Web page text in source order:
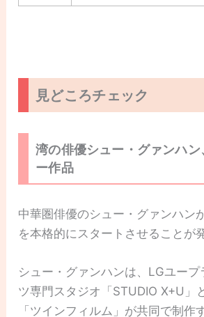
見どころチェック
湾の俳優シュー・グァンハン
ー作品
中華圏俳優のシュー・グァンハン
を本格的にスタートさせることが
シュー・グァンハンは、LGユープ
ツ専門スタジオ「STUDIO X+U」
「ツインフィルム」が共同で制作